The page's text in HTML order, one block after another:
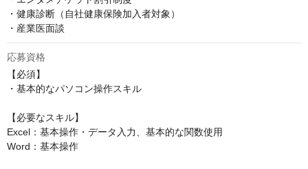
・健康診断（自社健康保険加入者対象）
・産業医面談
応募資格
【必須】
・基本的なパソコン操作スキル
【必要なスキル】
Excel：基本操作・データ入力、基本的な関数使用
Word：基本操作